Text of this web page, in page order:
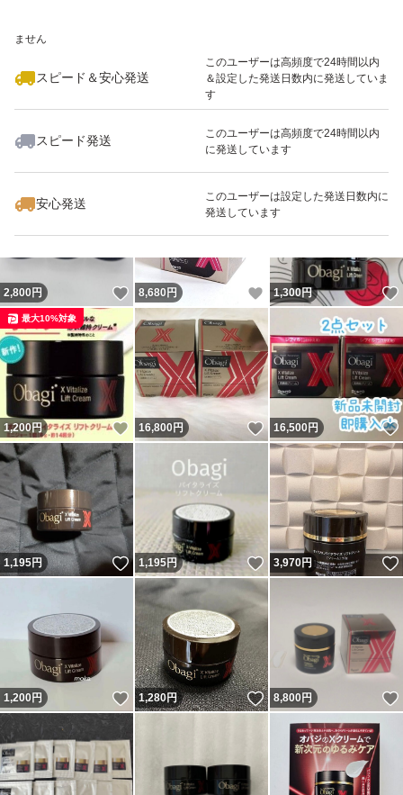
ません
スピード＆安心発送
このユーザーは高頻度で24時間以内
＆設定した発送日数内に発送していま
す
スピード発送
このユーザーは高頻度で24時間以内
に発送しています
安心発送
このユーザーは設定した発送日数内に
発送しています
いいね！
8,700
2,800円 いいね！
8,680 円 いいね！
1,300円
1,200円 いいね！
最大10%対象
16,800円 いいね！
16,500円
1,195円 いいね！
1,195円 いいね！
3,970円
1,200円 いいね！
1,280円 いいね！
8,800円